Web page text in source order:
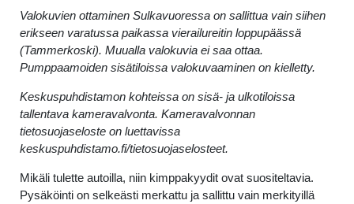
Valokuvien ottaminen Sulkavuoressa on sallittua vain siihen
erikseen varatussa paikassa vierailureitin loppupäässä
(Tammerkoski). Muualla valokuvia ei saa ottaa.
Pumppaamoiden sisätiloissa valokuvaaminen on kielletty.
Keskuspuhdistamon kohteissa on sisä- ja ulkotiloissa
tallentava kameravalvonta. Kameravalvonnan
tietosuojaseloste on luettavissa
keskuspuhdistamo.fi/tietosuojaselosteet.
Mikäli tulette autoilla, niin kimppakyydit ovat suositeltavia.
Pysäköinti on selkeästi merkattu ja sallittu vain merkityillä